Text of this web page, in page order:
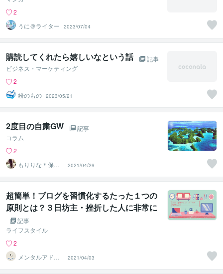
2
うに＠ライター
2023/07/04
購読してくれたら嬉しいなという話
記事
ビジネス・マーケティング
2
粉のもの 2023/05/21
2度目の自粛GW
記事
コラム
2
もりりな＊保健
室のせんせい
2021/04/29
超簡単！ブログを習慣化するたった１つの
原則とは？３日坊主・挫折した人に非常に
おすすめ
記事
ライフスタイル
2
メンタルアドバ
イザーけんや
2021/04/03